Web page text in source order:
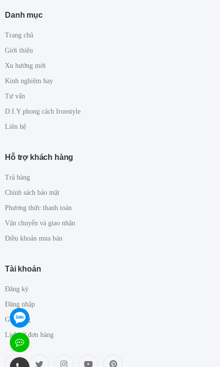
Danh mục
Trang chủ
Giới thiệu
Xu hướng mới
Kinh nghiệm hay
Tư vấn
D.I.Y phong cách Ironstyle
Liên hệ
Hỗ trợ khách hàng
Trả hàng
Chính sách bảo mật
Phương thức thanh toán
Vận chuyển và giao nhận
Điều khoản mua bán
Tài khoản
Đăng ký
Đăng nhập
Giỏ hàng
Lịch sử đơn hàng